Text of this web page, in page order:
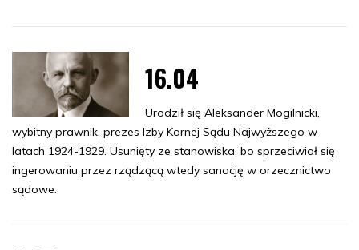
16.04
Urodził się Aleksander Mogilnicki,
wybitny prawnik, prezes Izby Karnej Sądu Najwyższego w
latach 1924-1929. Usunięty ze stanowiska, bo sprzeciwiał się
ingerowaniu przez rządzącą wtedy sanację w orzecznictwo
sądowe.